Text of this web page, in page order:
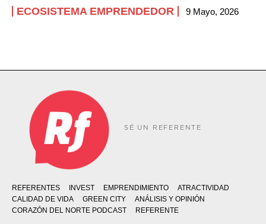
ECOSISTEMA EMPRENDEDOR 9 Mayo, 2026
SÉ UN REFERENTE
REFERENTES INVEST EMPRENDIMIENTO
ATRACTIVIDAD
CALIDAD DE VIDA
GREEN CITY
ANÁLISIS Y OPINIÓN
CORAZÓN DEL NORTE PODCAST
REFERENTE